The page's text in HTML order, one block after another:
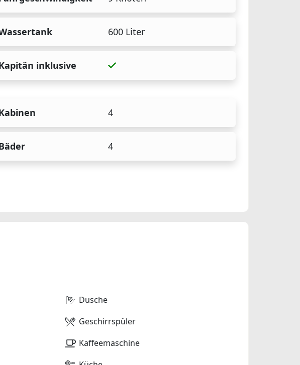
600 Liter
inklusive
4
4
Dusche
Geschirrspüler
Kaffeemaschine